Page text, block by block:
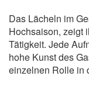
Das Lächeln im
Hochsaison, zeigt
Tätigkeit. Jede
hohe Kunst des
einzelnen Rolle in